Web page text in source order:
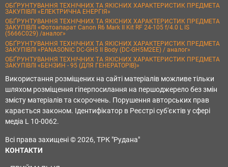
ОБҐРУНТУВАННЯ ТЕХНІЧНИХ ТА ЯКІСНИХ ХАРАКТЕРИСТИК ПРЕДМЕТА
ЗАКУПІВЛІ «ЕЛЕКТРИЧНА ЕНЕРГІЯ»
ОБҐРУНТУВАННЯ ТЕХНІЧНИХ ТА ЯКІСНИХ ХАРАКТЕРИСТИК ПРЕДМЕТА
ЗАКУПІВЛІ «Фотоапарат Canon R6 Mark II Kit RF 24-105 f/4.0 L IS
(5666C029) /аналог»
ОБҐРУНТУВАННЯ ТЕХНІЧНИХ ТА ЯКІСНИХ ХАРАКТЕРИСТИК ПРЕДМЕТА
ЗАКУПІВЛІ «PANASONIC DC-GH5 II Body (DC-GH5M2EE) / аналог»
ОБҐРУНТУВАННЯ ТЕХНІЧНИХ ТА ЯКІСНИХ ХАРАКТЕРИСТИК ПРЕДМЕТА
ЗАКУПІВЛІ «БЕНЗИН - 95 (ДЛЯ ГЕНЕРАТОРІВ)»
Використання розміщених на сайті матеріалів можливе тільки
шляхом розміщення гіперпосилання на першоджерело без змін
змісту матеріалів та скорочень. Порушення авторських прав
карається законом. Ідентифікатор в Реєстрі суб'єктів у сфері
медіа L 10-0062.
Всі права захищені © 2026, ТРК "Рудана"
КОНТАКТИ